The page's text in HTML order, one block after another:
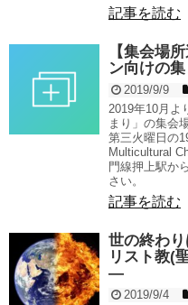
記事を読む
【集会場
ン向けの集
2019/9/9
2019年10月よ
まり」の集会
第三火曜日の
Multicultural
門線押上駅か
さい。
記事を読む
世の終わ
リスト教(
―
2019/9/4